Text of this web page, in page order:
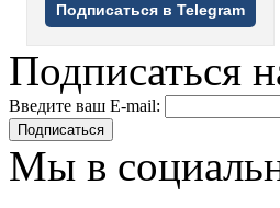
Подписаться в Telegram
Подписаться
Введите ваш E-mail:
Подписаться
Мы в